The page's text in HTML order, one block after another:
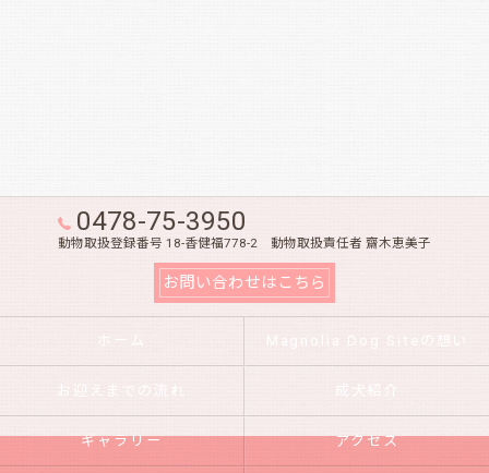
0478-75-3950
動物取扱登録番号 18-香健福778-2 動物取扱責任者 齋木恵美子
お問い合わせはこちら
ホーム Magnolia Dog Siteの想い
お迎えまでの流れ 成犬紹介
ギャラリー アクセス